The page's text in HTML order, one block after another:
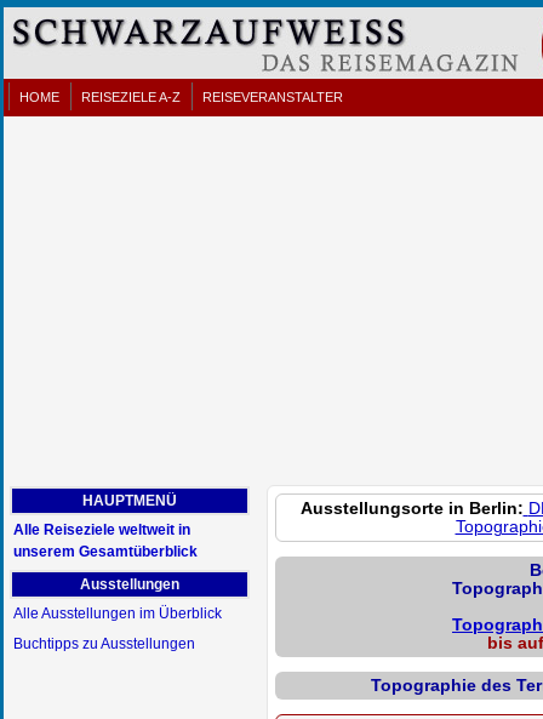
HOME REISEZIELE A-Z REISEVERANSTALTER
HAUPTMENÜ
Alle Reiseziele weltweit in
unserem Gesamtüberblick
Ausstellungen
Alle Ausstellungen im Überblick
Buchtipps zu Ausstellungen
Ausstellungsorte in Berlin:
bis
Topographie des